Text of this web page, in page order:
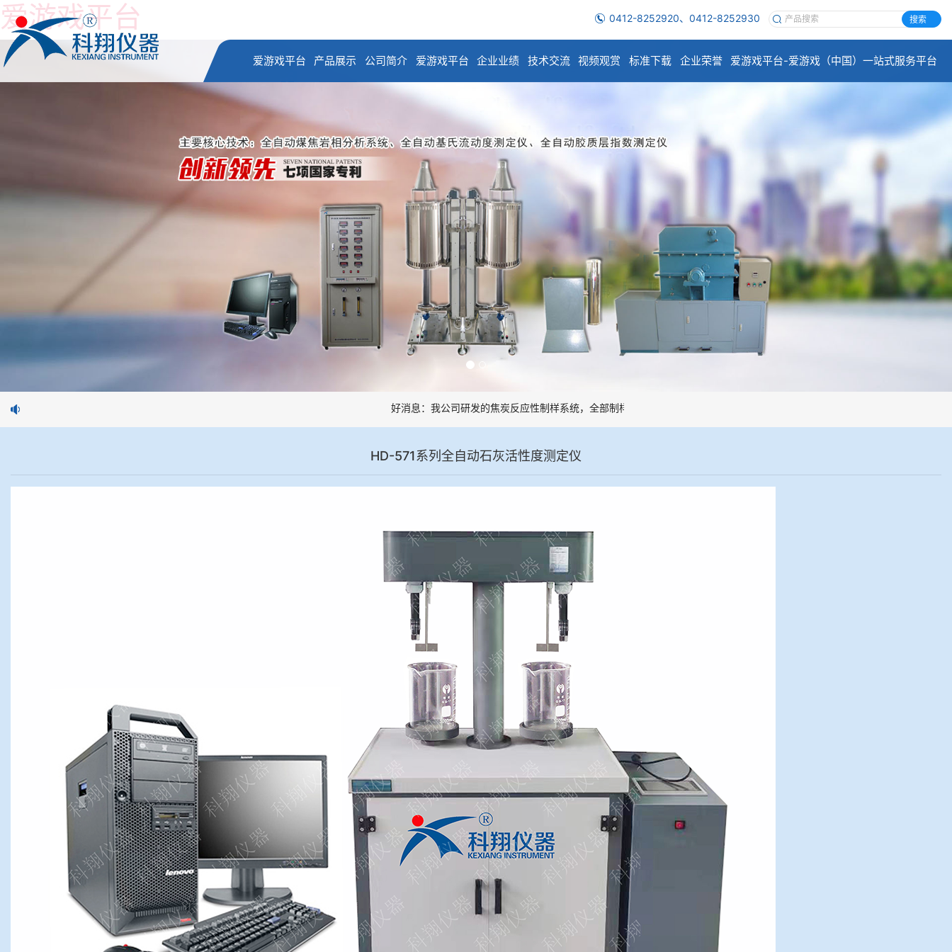
爱游戏平台 0412-8252920、0412-8252930 搜索
爱游戏平台 产品展示 公司简介 爱游戏平台 企业业绩 技术交流 视频观赏 标准下载 企业荣誉 爱游戏平台-爱游戏（中国）一站式服务平台
好消息：我公司研发的焦炭反应性制样系统，全部制样过程机械化操作，没有人为误差，焦球形状与人工制焦球法一致或优于人工
HD-571系列全自动石灰活性度测定仪